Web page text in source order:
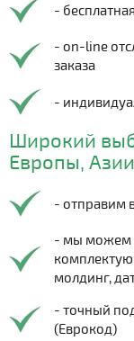
-
- on-line
заказа
-
Широкий
Европы,
- отправим
- мы можем
молдинг,
- точный
(Еврокод)